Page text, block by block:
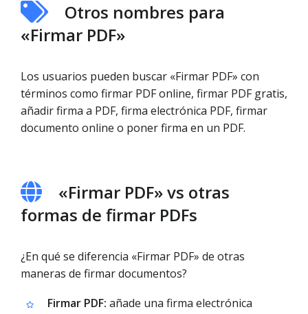
Otros nombres para
«Firmar PDF»
Los usuarios pueden buscar «Firmar PDF» con
términos como firmar PDF online, firmar PDF gratis,
añadir firma a PDF, firma electrónica PDF, firmar
documento online o poner firma en un PDF.
«Firmar PDF» vs otras
formas de firmar PDFs
¿En qué se diferencia «Firmar PDF» de otras
maneras de firmar documentos?
Firmar PDF: añade una firma electrónica